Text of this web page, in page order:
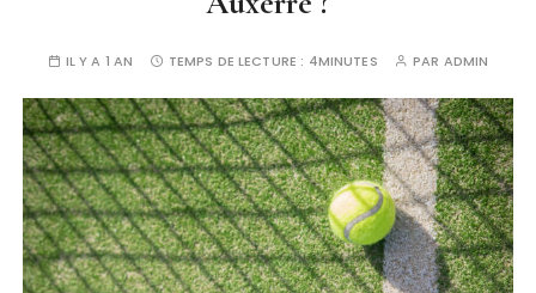
IL Y A 1 AN TEMPS DE LECTURE : 4MINUTES PAR ADMIN